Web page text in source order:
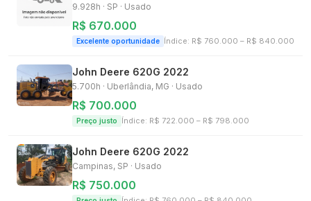
9.928h · SP · Usado
R$ 670.000
Excelente oportunidade Índice: R$ 760.000 – R$ 840.000
John Deere 620G 2022
5.700h · Uberlândia, MG · Usado
R$ 700.000
Preço justo Índice: R$ 722.000 – R$ 798.000
John Deere 620G 2022
Campinas, SP · Usado
R$ 750.000